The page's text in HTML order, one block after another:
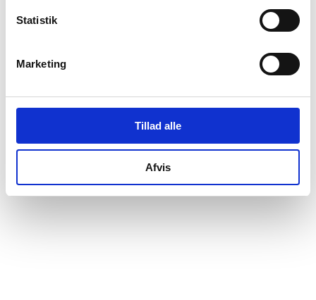
Statistik
Marketing
Tillad alle
Afvis
interessenter.